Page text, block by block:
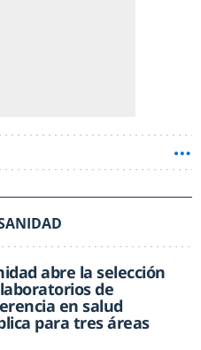
abre la selección
de
en salud
para tres áreas